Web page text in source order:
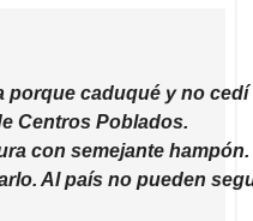
porque caduqué y no cedí
Centros Poblados.
con semejante hampón.
Al país no pueden